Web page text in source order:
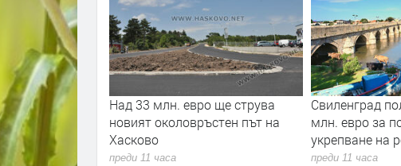
Над 33 млн. евро ще струва
новият околовръстен път на
Хасково
преди 11 часа
Свиленград получава над 1,1
млн. евро за почистване и
укрепване на река Марица